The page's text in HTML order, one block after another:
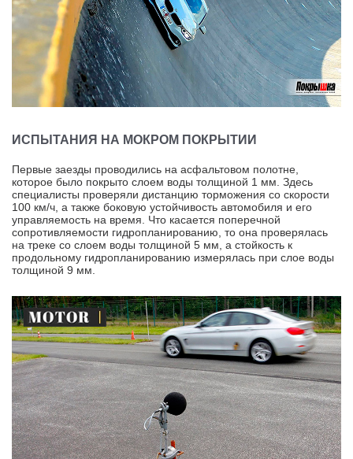
ИСПЫТАНИЯ НА МОКРОМ ПОКРЫТИИ
Первые заезды проводились на асфальтовом полотне,
которое было покрыто слоем воды толщиной 1 мм. Здесь
специалисты проверяли дистанцию торможения со скорости
100 км/ч, а также боковую устойчивость автомобиля и его
управляемость на время. Что касается поперечной
сопротивляемости гидропланированию, то она проверялась
на треке со слоем воды толщиной 5 мм, а стойкость к
продольному гидропланированию измерялась при слое воды
толщиной 9 мм.